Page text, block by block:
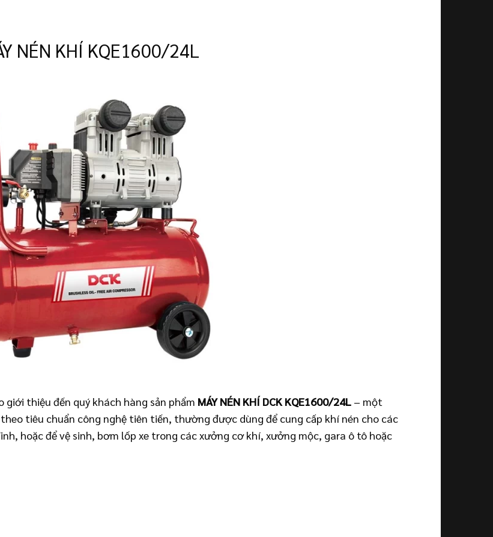
NÉN KHÍ KQE1600/24L
giới thiệu đến quý khách hàng sản phẩm MÁY NÉN KHÍ DCK KQE1600/24L – một
tiêu chuẩn công nghệ tiên tiến, thường được dùng để cung cấp khí nén cho các
hoặc để vệ sinh, bơm lốp xe trong các xưởng cơ khí, xưởng mộc, gara ô tô hoặc